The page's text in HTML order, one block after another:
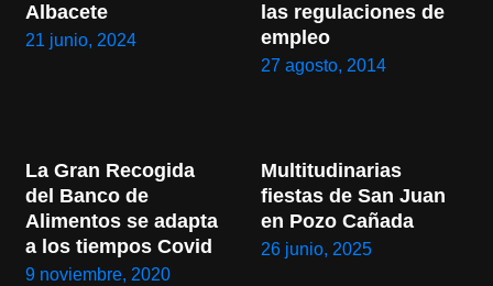
Albacete
21 junio, 2024
las regulaciones de
empleo
27 agosto, 2014
La Gran Recogida
del Banco de
Alimentos se adapta
a los tiempos Covid
9 noviembre, 2020
Multitudinarias
fiestas de San Juan
en Pozo Cañada
26 junio, 2025